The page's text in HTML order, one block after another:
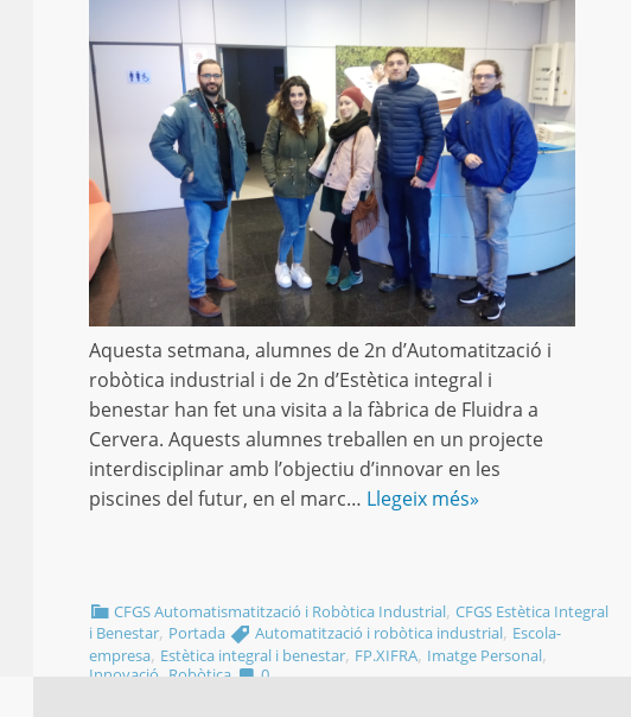
Aquesta setmana, alumnes de 2n d’Automatització i
robòtica industrial i de 2n d’Estètica integral i
benestar han fet una visita a la fàbrica de Fluidra a
Cervera. Aquests alumnes treballen en un projecte
interdisciplinar amb l’objectiu d’innovar en les
piscines del futur, en el marc… Llegeix més»
CFGS Automatismatització i Robòtica Industrial,CFGS Estètica Integral
i Benestar, Portada Automatització i robòtica industrial, Escola-
empresa, Estètica integral i benestar, FP.XIFRA, Imatge Personal,
Innovació Robòtica 0